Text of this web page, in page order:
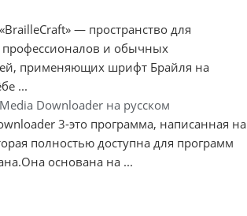
— пространство для
профессионалов и обычных
применяющих шрифт Брайля на
...
Downloader на русском
3-это программа, написанная на
полностью доступна для программ
основана на ...